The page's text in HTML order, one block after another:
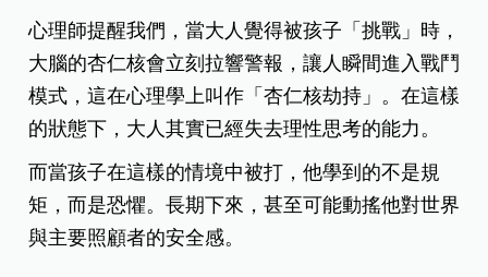
心理師提醒我們，當大人覺得被孩子「挑戰」時，
大腦的杏仁核會立刻拉響警報，讓人瞬間進入戰鬥
模式，這在心理學上叫作「杏仁核劫持」。在這樣
的狀態下，大人其實已經失去理性思考的能力。
而當孩子在這樣的情境中被打，他學到的不是規
矩，而是恐懼。長期下來，甚至可能動搖他對世界
與主要照顧者的安全感。